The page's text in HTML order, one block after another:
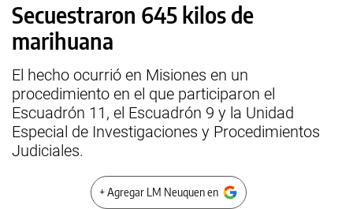
Secuestraron 645 kilos de
marihuana
El hecho ocurrió en Misiones en un
procedimiento en el que participaron el
Escuadrón 11, el Escuadrón 9 y la Unidad
Especial de Investigaciones y Procedimientos
Judiciales.
+ Agregar LM Neuquen en